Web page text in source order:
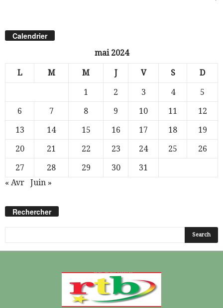
Calendrier
mai 2024
L M M J V S D
1 2 3 4
5
6
7 8 9 10 11
12
13
14 15 16 17 18
19
20
21 22 23 24 25
26
27
28 29 30
31
« Avr
Juin »
Rechercher